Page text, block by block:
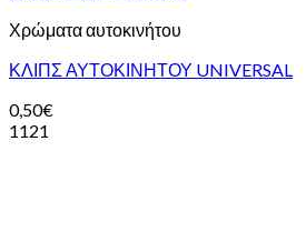
Χρώματα αυτοκινήτου
ΚΛΙΠΣ ΑΥΤΟΚΙΝΗΤΟΥ UNIVERSAL
0,50€
1121